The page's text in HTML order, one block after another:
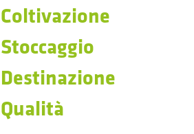
Coltivazione
Stoccaggio
Destinazione
Qualità